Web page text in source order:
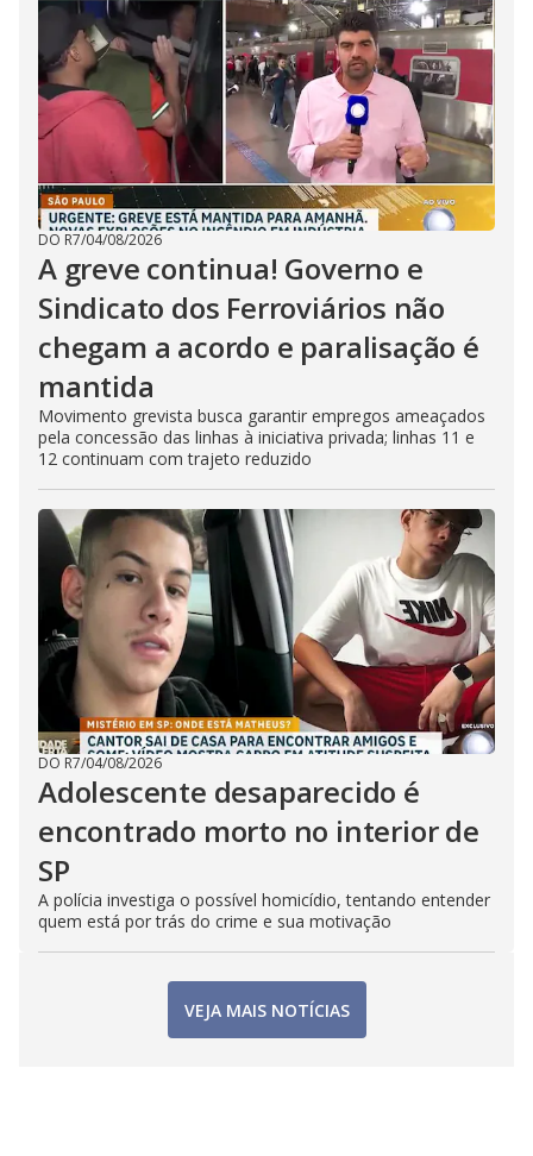
DO R7/04/08/2026
A greve continua! Governo e
Sindicato dos Ferroviários não
chegam a acordo e paralisação é
mantida
Movimento grevista busca garantir empregos ameaçados
pela concessão das linhas à iniciativa privada; linhas 11 e
12 continuam com trajeto reduzido
DO R7/04/08/2026
Adolescente desaparecido é
encontrado morto no interior de
SP
A polícia investiga o possível homicídio, tentando entender
quem está por trás do crime e sua motivação
VEJA MAIS NOTÍCIAS